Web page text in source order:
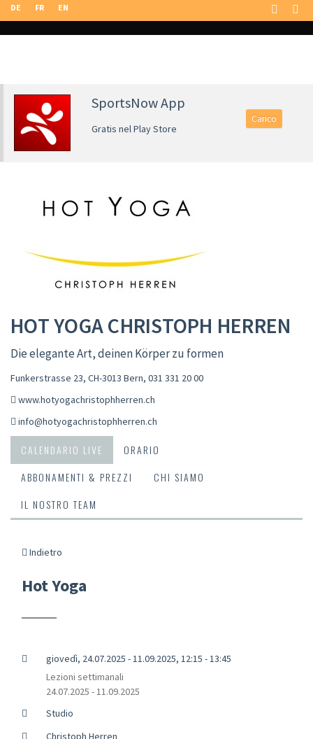
DE FR EN
SportsNow App
Gratis nel Play Store
Carico
HOT YOGA CHRISTOPH HERREN
Die elegante Art, deinen Körper zu formen
Funkerstrasse 23, CH-3013 Bern, 031 331 20 00
www.hotyogachristophherren.ch
info@hotyogachristophherren.ch
CALENDARIO LIVE
ORARIO
ABBONAMENTI & PREZZI
CHI SIAMO
IL NOSTRO TEAM
Indietro
Hot Yoga
giovedì, 24.07.2025 - 11.09.2025, 12:15 - 13:45
Lezioni settimanali
24.07.2025 - 11.09.2025
Studio
Christoph Herren